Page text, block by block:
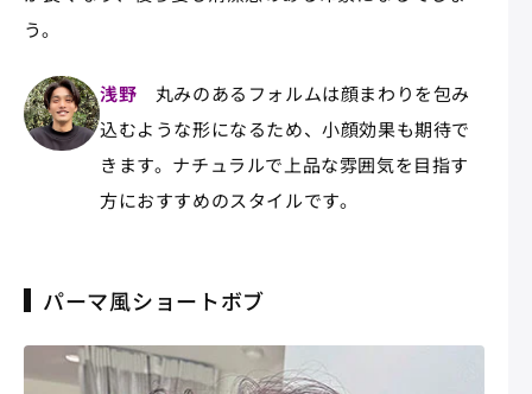
う。
浅野
丸みのあるフォルムは顔まわりを包み
込むような形になるため、小顔効果も期待で
きます。ナチュラルで上品な雰囲気を目指す
方におすすめのスタイルです。
パーマ風ショートボブ